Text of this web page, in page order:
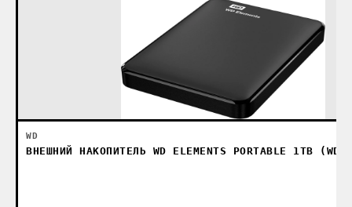
WD
ВНЕШНИЙ НАКОПИТЕЛЬ WD ELEMENTS PORTABLE 1TB